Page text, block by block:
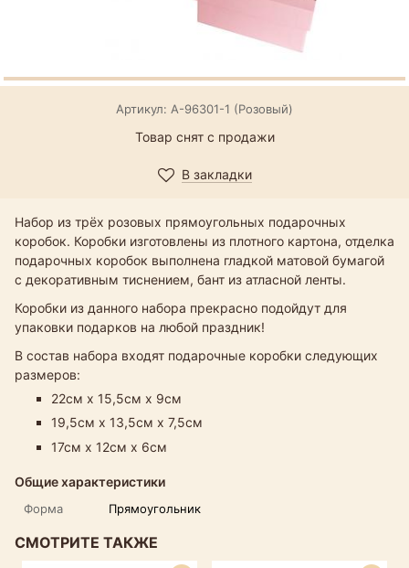
Артикул: А-96301-1 (Розовый)
Товар снят с продажи
В закладки
Набор из трёх розовых прямоугольных подарочных
коробок. Коробки изготовлены из плотного картона, отделка
подарочных коробок выполнена гладкой матовой бумагой
с декоративным тиснением, бант из атласной ленты.
Коробки из данного набора прекрасно подойдут для
упаковки подарков на любой праздник!
В состав набора входят подарочные коробки следующих
размеров:
22см х 15,5см х 9см
19,5см х 13,5см х 7,5см
17см х 12см х 6см
Общие характеристики
Форма Прямоугольник
СМОТРИТЕ ТАКЖЕ